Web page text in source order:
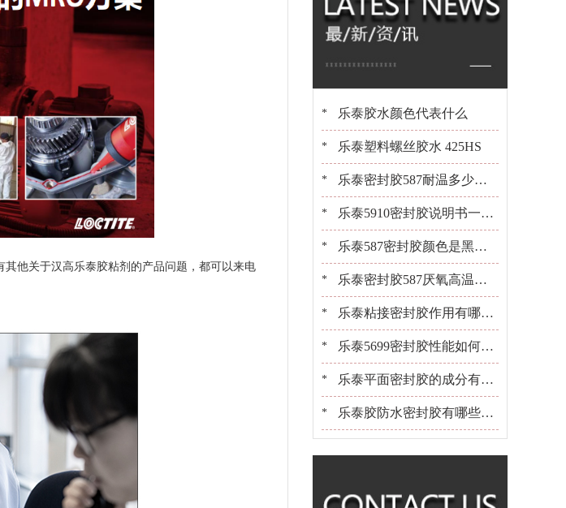
他关于汉高乐泰胶粘剂的产品问题，都可以来电
现货
* 乐泰胶水颜色代表什么
* 乐泰塑料螺丝胶水 425HS
* 乐泰密封胶587耐温多少？1
0+年经验工程师告诉你[百乐
粘胶]
* 乐泰5910密封胶说明书一键
获取[百乐粘胶胶水百科]
* 乐泰587密封胶颜色是黑是
白？[百乐粘胶胶水百科]
* 乐泰密封胶587厌氧高温密
封胶平面粘接密封
* 乐泰粘接密封胶作用有哪
些？[百乐粘胶]胶水百晓生
* 乐泰5699密封胶性能如何？
可以用在金属上吗？[百乐粘
胶]
* 乐泰平面密封胶的成分有哪
些？适合用在什么产品上[百
* 乐泰胶防水密封胶有哪些？